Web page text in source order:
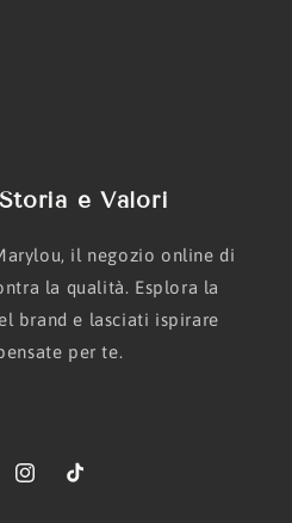
e Valori
il negozio online di
la qualità. Esplora la
brand e lasciati ispirare
per te.
InstagramTikTok